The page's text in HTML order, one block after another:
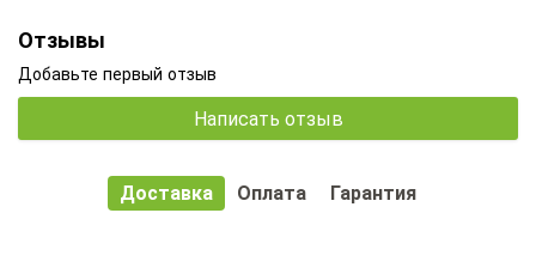
Отзывы
Добавьте первый отзыв
Написать отзыв
Доставка Оплата Гарантия